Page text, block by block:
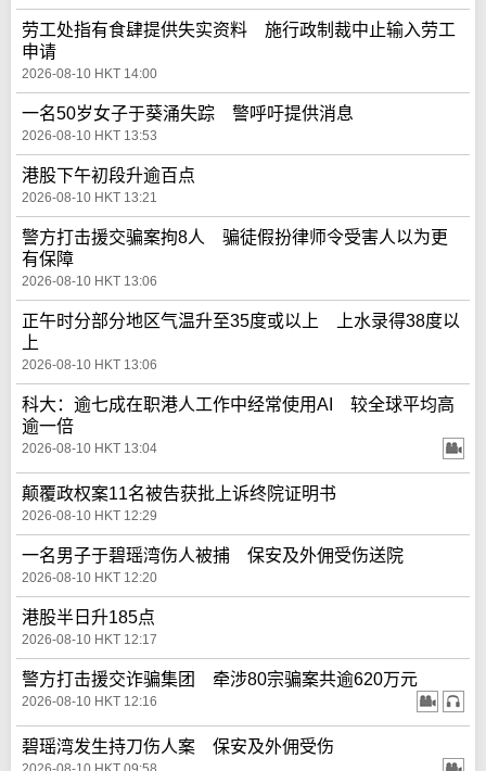
劳工处指有食肆提供失实资料 施行政制裁中止输入劳工
申请
2026-08-10 HKT 14:00
一名50岁女子于葵涌失踪 警呼吁提供消息
2026-08-10 HKT 13:53
港股下午初段升逾百点
2026-08-10 HKT 13:21
警方打击援交骗案拘8人 骗徒假扮律师令受害人以为更
有保障
2026-08-10 HKT 13:06
正午时分部分地区气温升至35度或以上 上水录得38度以
上
2026-08-10 HKT 13:06
科大：逾七成在职港人工作中经常使用AI 较全球平均高
逾一倍
2026-08-10 HKT 13:04
颠覆政权案11名被告获批上诉终院证明书
2026-08-10 HKT 12:29
一名男子于碧瑶湾伤人被捕 保安及外佣受伤送院
2026-08-10 HKT 12:20
港股半日升185点
2026-08-10 HKT 12:17
警方打击援交诈骗集团 牵涉80宗骗案共逾620万元
2026-08-10 HKT 12:16
碧瑶湾发生持刀伤人案 保安及外佣受伤